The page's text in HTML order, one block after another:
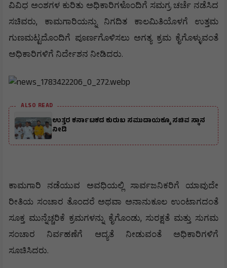
ವಿವಿಧ ಅಂಶಗಳ ಕುರಿತು ಅಧಿಕಾರಿಗಳೊಂದಿಗೆ ಸಮಗ್ರ ಚರ್ಚೆ ನಡೆಸಿದ
ಸಚಿವರು, ಕಾಮಗಾರಿಯನ್ನು ನಿಗದಿತ ಕಾಲಮಿತಿಯೊಳಗೆ
ಉತ್ತಮ
ಗುಣಮಟ್ಟದೊಂದಿಗೆ ಪೂರ್ಣಗೊಳಿಸಲು ಅಗತ್ಯ ಕ್ರಮ ಕೈಗೊಳ್ಳುವಂತೆ
ಅಧಿಕಾರಿಗಳಿಗೆ ನಿರ್ದೇಶನ ನೀಡಿದರು.
ALSO READ
ಉತ್ತರ ಕರ್ನಾಟಕದ ಕುರುಬ ಸಮುದಾಯಕ್ಕೂ ಸಚಿವ ಸ್ಥಾನ
ನೀಡಿ
ಕಾಮಗಾರಿ ನಡೆಯುವ ಅವಧಿಯಲ್ಲಿ ಸಾರ್ವಜನಿಕರಿಗೆ
ಯಾವುದೇ
ರೀತಿಯ ಸಂಚಾರ ತೊಂದರೆ ಅಥವಾ ಅನಾನುಕೂಲ ಉಂಟಾಗದಂತೆ
ಸೂಕ್ತ ಮುನ್ನೆಚ್ಚರಿಕೆ ಕ್ರಮಗಳನ್ನು ಕೈಗೊಂಡು, ಸುರಕ್ಷತೆ ಮತ್ತು ಸುಗಮ
ಸಂಚಾರ
ನಿರ್ವಹಣೆಗೆ ಆದ್ಯತೆ ನೀಡುವಂತೆ
ಅಧಿಕಾರಿಗಳಿಗೆ
ಸೂಚಿಸಿದರು.